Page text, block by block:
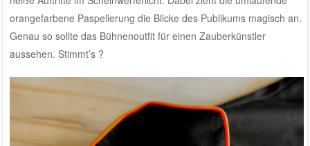
orangefarbene Paspelierung die Blicke des Publikums magisch an.
Genau so sollte das Bühnenoutfit für einen Zauberkünstler
aussehen. Stimmt’s ?